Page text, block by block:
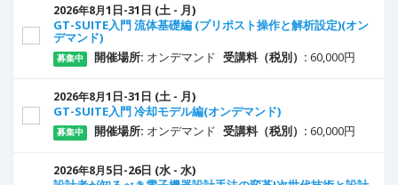
2026年8月1 日-31 日 (土 - 月)
GT-SUITE入門 流体基礎編 (プリポスト操作と解析設定)(オン
デマンド)
募集中 開催場所: オンデマンド 受講料（税別）: 60,000円
2026年8月1 日-31 日 (土 - 月)
GT-SUITE入門 冷却モデル編(オンデマンド)
募集中 開催場所: オンデマンド 受講料（税別）: 60,000円
2026年8月5日-26日 (水 - 水)